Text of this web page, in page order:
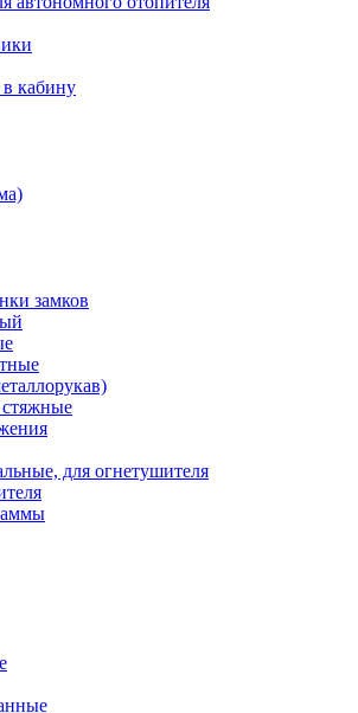
кабину
замков
для огнетушителя